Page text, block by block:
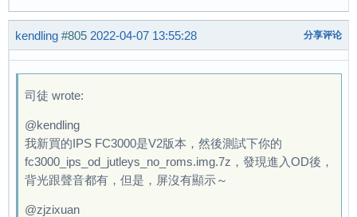
kendling #805 2022-04-07 13:55:28 分享评论
司徒 wrote:
@kendling
我新買的IPS FC3000是V2版本，然後測試下你的
fc3000_ips_od_jutleys_no_roms.img.7z，發現進入OD後，
背光跟聲音都有，但是，屏沒有顯示～
@zjzixuan